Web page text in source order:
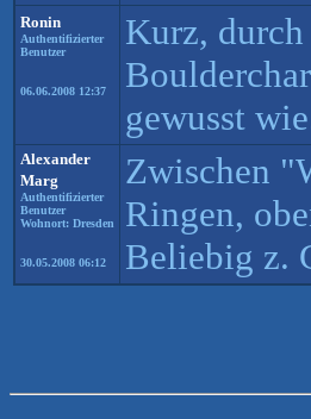
Ronin
Authentifizierter
Benutzer
06.06.2008 12:37
Kurz,
gewusst
Alexander
Marg
Authentifizierter
Benutzer
Wohnort: Dresden
30.05.2008 06:12
Zwischen
Ringen,
Beliebig z.